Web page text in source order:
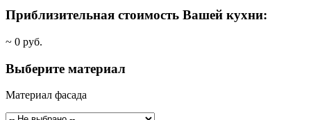
Приблизительная стоимость Вашей кухни:
~ 0 руб.
Выберите материал
Материал фасада